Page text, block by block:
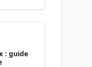
: guide